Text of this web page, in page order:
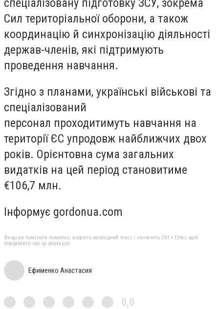
спеціалізовану підготовку ЗСУ, зокрема
Сил територіальної оборони, а також
координацію й синхронізацію діяльності
держав-членів, які підтримують
проведення навчання.
Згідно з планами, українські військові та
спеціалізований
персонал проходитимуть навчання на
території ЄС упродовж найближчих двох
років. Орієнтовна сума загальних
видатків на цей період становитиме
€106,7 млн.
Інформує gordonua.com
Якщо ви помітили помилку, виділіть необхідний текст і натисніть Ctrl + Enter, щоб
повідомити про це редакцію
Ефименко Анастасия
0,0